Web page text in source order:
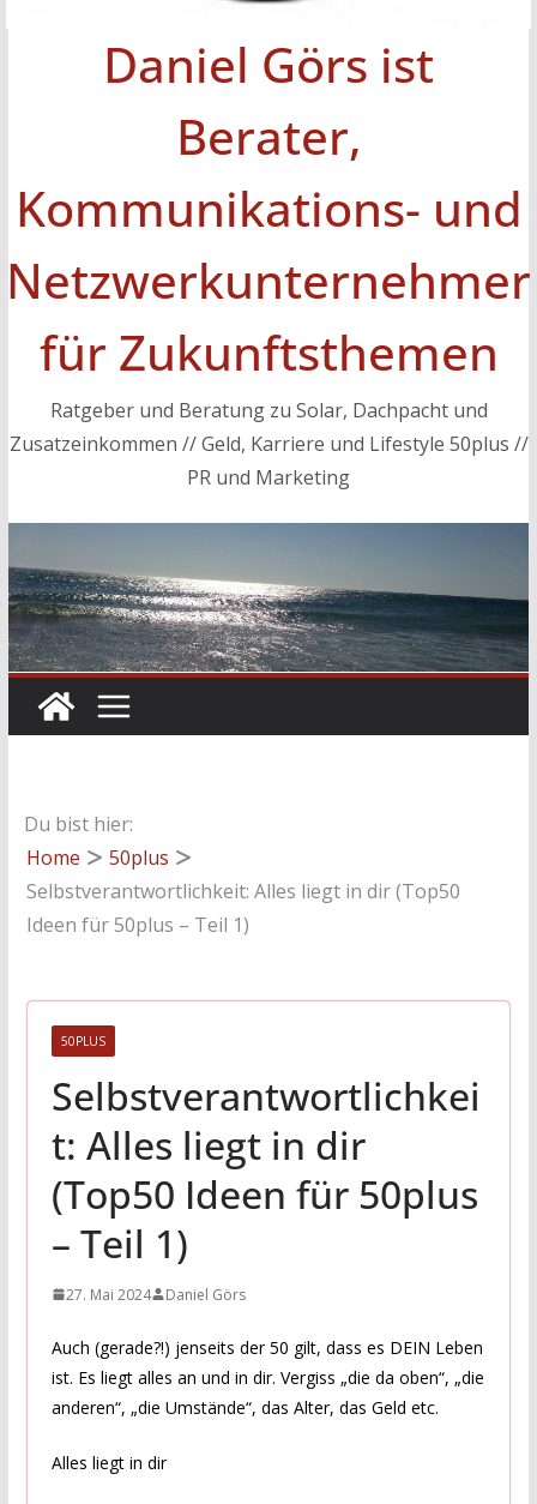
Daniel Görs ist
Berater,
Kommunikations- und
Netzwerkunternehmer
für Zukunftsthemen
Ratgeber und Beratung zu Solar, Dachpacht und
Zusatzeinkommen // Geld, Karriere und Lifestyle 50plus //
PR und Marketing
Du bist hier:
Home
50plus
Selbstverantwortlichkeit: Alles liegt in dir (Top50
Ideen für 50plus – Teil 1)
50PLUS
Selbstverantwortlichkei
t: Alles liegt in dir
(Top50 Ideen für 50plus
– Teil 1)
27. Mai 2024 Daniel Görs
Auch (gerade?!) jenseits der 50 gilt, dass es DEIN Leben
ist. Es liegt alles an und in dir. Vergiss „die da oben“, „die
anderen“, „die Umstände“, das Alter, das Geld etc.
Alles liegt in dir